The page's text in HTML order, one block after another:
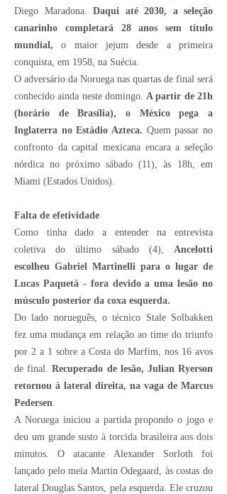
Diego Maradona. Daqui até 2030, a seleção
canarinho completará 28 anos sem título
mundial,o maior jejum desde a primeira
conquista, em 1958, na Suécia.
O adversário da Noruega nas quartas de final será
conhecido ainda neste domingo. A partir de 21h
(horário de Brasília), o México pega a
Inglaterra no Estádio Azteca. Quem passar no
confronto da capital mexicana encara a seleção
nórdica no próximo sábado (11), às 18h, em
Miami (Estados Unidos).
Falta de efetividade
Como tinha dado a entender na entrevista
coletiva do último sábado (4), Ancelotti
escolheu Gabriel Martinelli para o lugar de
Lucas Paquetá - fora devido a uma lesão no
músculo posterior da coxa esquerda.
Do lado norueguês, o técnico Stale Solbakken
fez uma mudança em relação ao time do triunfo
por 2 a 1 sobre a Costa do Marfim, nos 16 avos
de final.Recuperado de lesão, Julian Ryerson
retornou à lateral direita, na vaga de Marcus
Pedersen
A Noruega iniciou a partida propondo o jogo e
deu um grande susto à torcida brasileira aos dois
minutos. O atacante Alexander Sorloth foi
lançado pelo meia Martin Odegaard, às costas do
lateral Douglas Santos, pela esquerda. Ele cruzou